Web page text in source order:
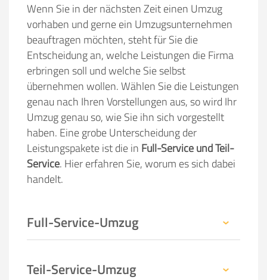
Wenn Sie in der nächsten Zeit einen Umzug
vorhaben und gerne ein Umzugsunternehmen
beauftragen möchten, steht für Sie die
Entscheidung an, welche Leistungen die Firma
erbringen soll und welche Sie selbst
übernehmen wollen. Wählen Sie die Leistungen
genau nach Ihren Vorstellungen aus, so wird Ihr
Umzug genau so, wie Sie ihn sich vorgestellt
haben. Eine grobe Unterscheidung der
Leistungspakete ist die in Full-Service und Teil-
Service. Hier erfahren Sie, worum es sich dabei
handelt.
Full-Service-Umzug
Teil-Service-Umzug